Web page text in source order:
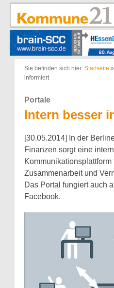
Zum
springen
Sie befinden sich hier: Startseite »
informiert
Portale
Intern besser
[30.05.2014] In der
Finanzen sorgt eine
Zusammenarbeit und
Das Portal fungiert auch
Facebook.